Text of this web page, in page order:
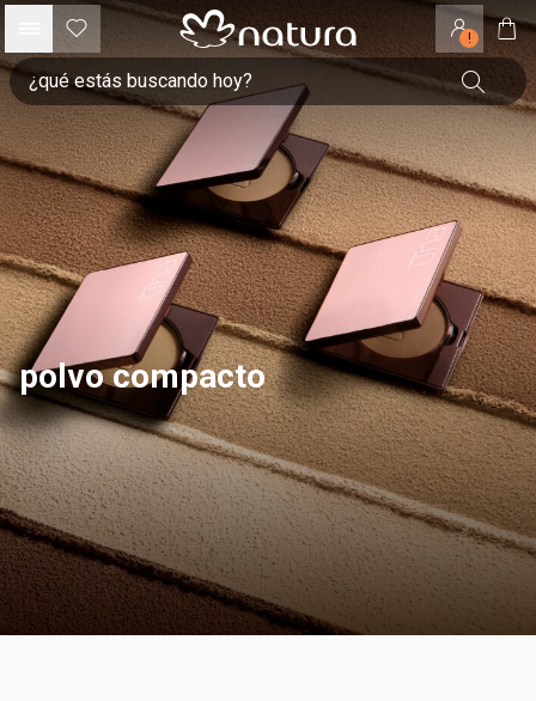
!
polvo compacto